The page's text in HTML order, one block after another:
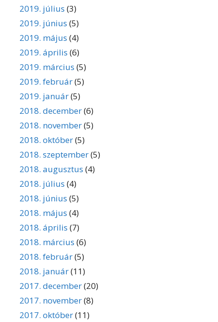
2019. július (3)
2019. június (5)
2019. május (4)
2019. április (6)
2019. március (5)
2019. február(5)
2019. január(5)
2018. december(6)
2018. november(5)
2018. október(5)
2018. szeptember(5)
2018. augusztus (4)
2018. július (4)
2018. június (5)
2018. május (4)
2018. április (7)
2018. március (6)
2018. február(5)
2018. január(11)
2017. december(20)
2017. november(8)
2017. október(11)